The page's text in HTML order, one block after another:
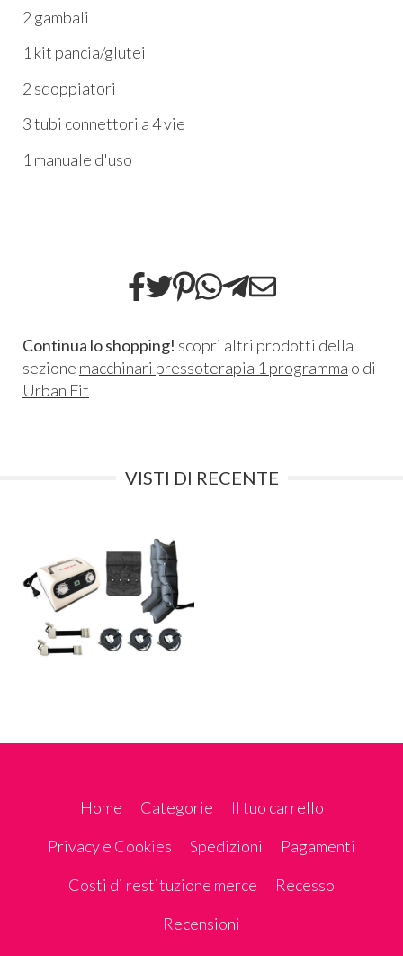
2 gambali
1 kit pancia/glutei
2 sdoppiatori
3 tubi connettori a 4 vie
1 manuale d'uso
Continua lo shopping! scopri altri prodotti della
sezione macchinari pressoterapia 1 programma o di
Urban Fit
VISTI DI RECENTE
Home Categorie
Il tuo carrello
Privacy e Cookies
Spedizioni
Pagamenti
Costi di restituzione merce
Recesso
Recensioni